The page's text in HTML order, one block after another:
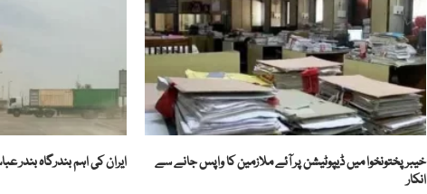
خیبرپختونخوا میں ڈیپوٹیشن پر آئے ملازمین کا واپس جانے سے
انکار
ایران کی اہم بندرگاہ بندر